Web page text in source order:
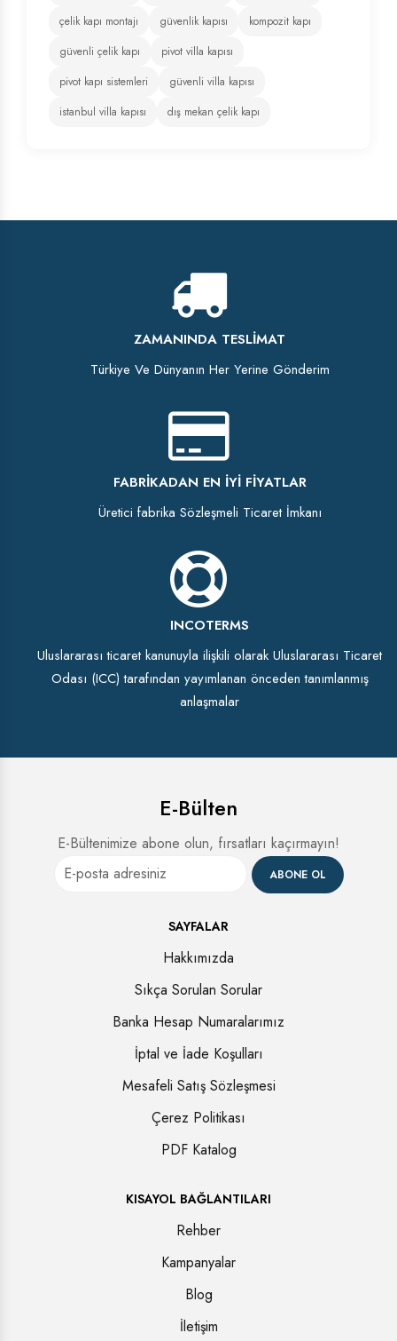
çelik kapı montajı
güvenlik kapısı
kompozit kapı
güvenli çelik kapı
pivot villa kapısı
pivot kapı sistemleri
güvenli villa kapısı
istanbul villa kapısı
dış mekan çelik kapı
ZAMANINDA TESLIMAT
Türkiye Ve Dünyanın Her Yerine Gönderim
FABRIKADAN EN İYI FIYATLAR
Üretici fabrika Sözleşmeli Ticaret İmkanı
INCOTERMS
Uluslararası ticaret kanunuyla ilişkili olarak Uluslararası Ticaret
Odası (ICC) tarafından yayımlanan önceden tanımlanmış
anlaşmalar
E-Bülten
E-Bültenimize abone olun, fırsatları kaçırmayın!
ABONE OL
SAYFALAR
Hakkımızda
Sıkça Sorulan Sorular
Banka Hesap Numaralarımız
İptal ve İade Koşulları
Mesafeli Satış Sözleşmesi
Çerez Politikası
PDF Katalog
KISAYOL BAĞLANTILARI
Rehber
Kampanyalar
Blog
İletişim